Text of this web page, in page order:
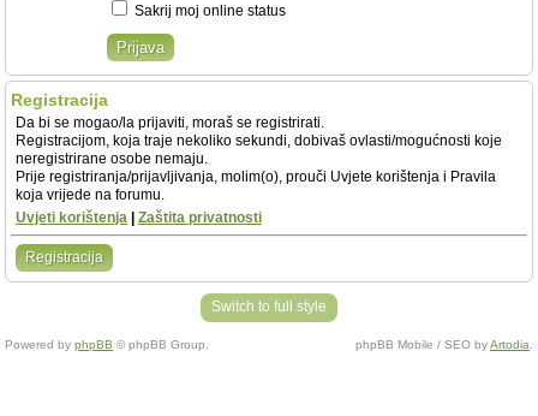
Sakrij moj online status
Registracija
Da bi se mogao/la prijaviti, moraš se registrirati.
Registracijom, koja traje nekoliko sekundi, dobivaš ovlasti/mogućnosti koje
neregistrirane osobe nemaju.
Prije registriranja/prijavljivanja, molim(o), prouči Uvjete korištenja i Pravila
koja vrijede na forumu.
Uvjeti korištenja
Zaštita privatnosti
Registracija
Switch to full style
Powered by phpBB © phpBB Group. phpBB Mobile / SEO byArtodia